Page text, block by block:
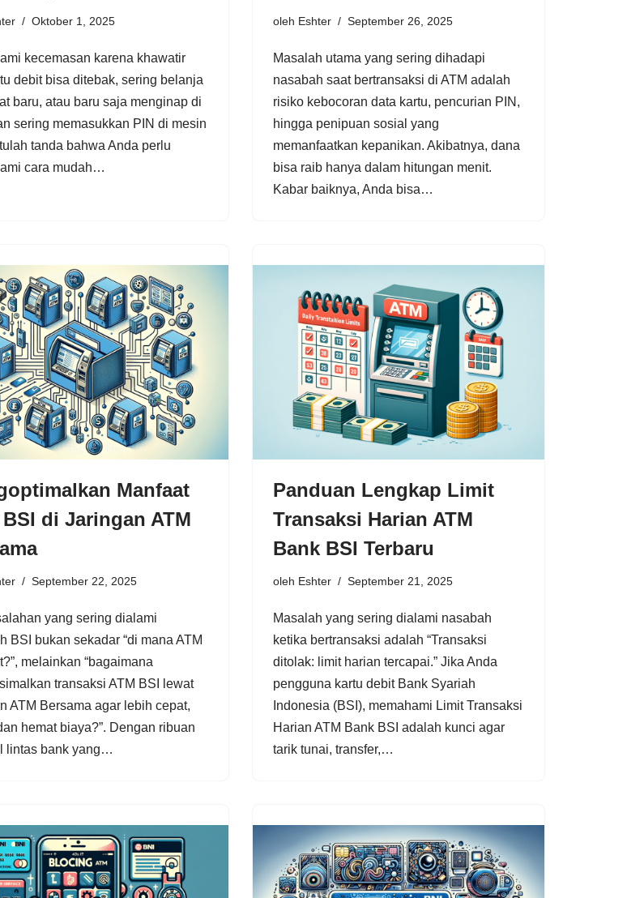
Oktober 1, 2025
kecemasan karena khawatir
debit bisa ditebak, sering belanja
baru, atau baru saja menginap di
sering memasukkan PIN di mesin
tanda bahwa Anda perlu
cara mudah…
oleh Eshter September 26, 2025
Masalah utama yang sering dihadapi
nasabah saat bertransaksi di ATM adalah
risiko kebocoran data kartu, pencurian PIN,
hingga penipuan sosial yang
memanfaatkan kepanikan. Akibatnya, dana
bisa raib hanya dalam hitungan menit.
Kabar baiknya, Anda bisa…
Manfaat
BSI di Jaringan ATM
September 22, 2025
yang sering dialami
BSI bukan sekadar “di mana ATM
melainkan “bagaimana
transaksi ATM BSI lewat
ATM Bersama agar lebih cepat,
hemat biaya?”. Dengan ribuan
lintas bank yang…
Panduan Lengkap Limit
Transaksi Harian ATM
Bank BSI Terbaru
oleh Eshter September 21, 2025
Masalah yang sering dialami nasabah
ketika bertransaksi adalah “Transaksi
ditolak: limit harian tercapai.” Jika Anda
pengguna kartu debit Bank Syariah
Indonesia (BSI), memahami Limit Transaksi
Harian ATM Bank BSI adalah kunci agar
tarik tunai, transfer,…